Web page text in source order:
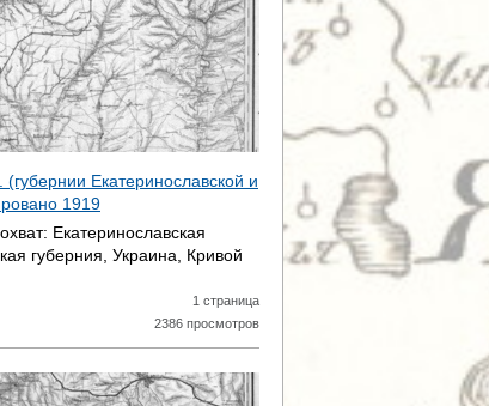
Екатеринославской и
1919
Екатеринославская
губерния, Украина, Кривой
1 страница
2386 просмотров